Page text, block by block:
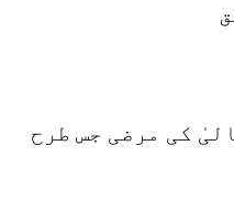
کی مرضی جس طرح